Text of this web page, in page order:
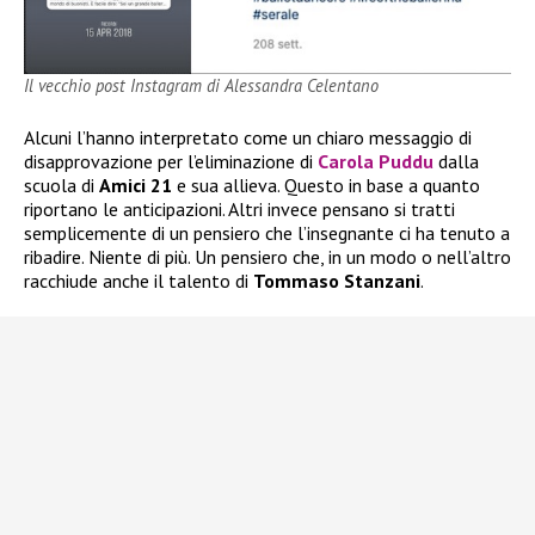
Il vecchio post Instagram di Alessandra Celentano
Alcuni l’hanno interpretato come un chiaro messaggio di
disapprovazione per l’eliminazione di Carola Puddu dalla
scuola di Amici 21 e sua allieva. Questo in base a quanto
riportano le anticipazioni. Altri invece pensano si tratti
semplicemente di un pensiero che l’insegnante ci ha tenuto a
ribadire. Niente di più. Un pensiero che, in un modo o nell’altro
racchiude anche il talento di Tommaso Stanzani.